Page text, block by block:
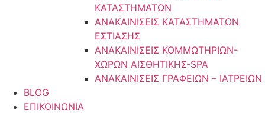
ΚΑΤΑΣΤΗΜΑΤΩΝ
ΑΝΑΚΑΙΝΙΣΕΙΣ ΚΑΤΑΣΤΗΜΑΤΩΝ
ΕΣΤΙΑΣΗΣ
ΑΝΑΚΑΙΝΙΣΕΙΣ ΚΟΜΜΩΤΗΡΙΩΝ-
ΧΩΡΩΝ ΑΙΣΘΗΤΙΚΗΣ-SPA
ΑΝΑΚΑΙΝΙΣΕΙΣ ΓΡΑΦΕΙΩΝ – ΙΑΤΡΕΙΩΝ
BLOG
ΕΠΙΚΟΙΝΩΝΙΑ